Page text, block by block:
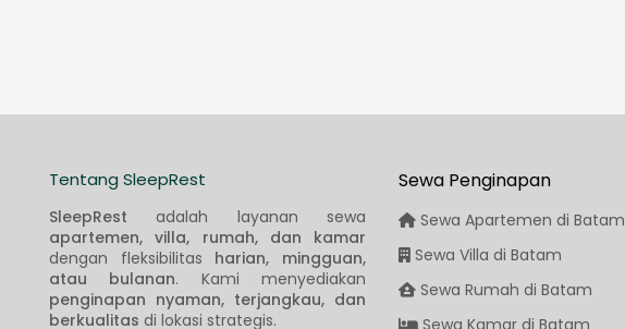
Tentang SleepRest
SleepRest adalah layanan sewa
apartemen, villa, rumah, dan kamar
dengan fleksibilitas harian, mingguan,
atau bulanan. Kami menyediakan
penginapan nyaman, terjangkau, dan
berkualitas di lokasi strategis.
Sewa Penginapan
Sewa Apartemen di Batam
Sewa Villa di Batam
Sewa Rumah di Batam